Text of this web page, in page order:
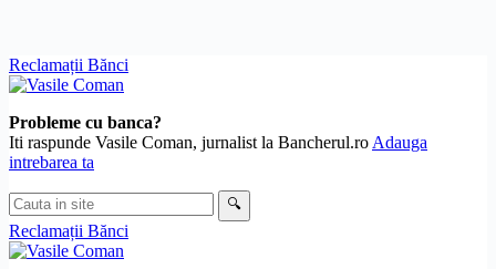
Skip
to
Reclamații Bănci
Probleme cu banca?
Iti raspunde Vasile Coman, jurnalist la Bancherul.ro Adauga
intrebarea ta
Cauta
in
site
🔍
Reclamații Bănci